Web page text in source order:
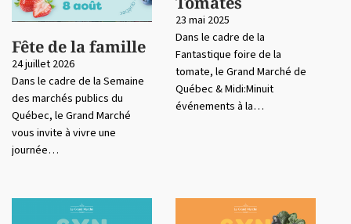
Fête de la famille
24 juillet 2026
Dans le cadre de la Semaine
des marchés publics du
Québec, le Grand Marché
vous invite à vivre une
journée…
23 mai 2025
Dans le cadre de la
Fantastique foire de la
tomate, le Grand Marché de
Québec & Midi:Minuit
événements à la…